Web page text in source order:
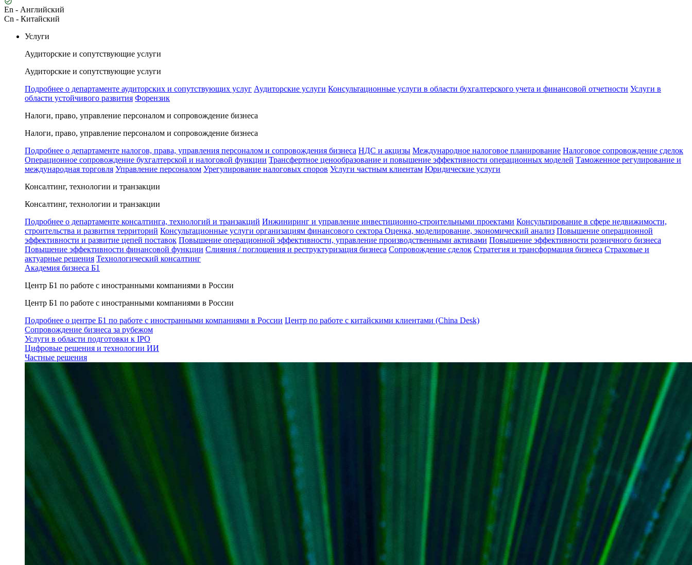
En - Английский
Cn - Китайский
Услуги
Аудиторские и сопутствующие услуги
Аудиторские и сопутствующие услуги
Подробнее о департаменте аудиторских и сопутствующих услуг Аудиторские услуги Консультационные услуги в области бухгалтерского учета и финансовой отчетности Услуги в
области устойчивого развития Форензик
Налоги, право, управление персоналом и сопровождение бизнеса
Налоги, право, управление персоналом и сопровождение бизнеса
Подробнее о департаменте налогов, права, управления персоналом и сопровождения бизнеса НДС и акцизы Международное налоговое планирование Налоговое сопровождение сделок
Операционное сопровождение бухгалтерской и налоговой функции Трансфертное ценообразование и повышение эффективности операционных моделей Таможенное регулирование и
международная торговля Управление персоналом Урегулирование налоговых споров Услуги частным клиентам Юридические услуги
Консалтинг, технологии и транзакции
Консалтинг, технологии и транзакции
Подробнее о департаменте консалтинга, технологий и транзакций Инжиниринг и управление инвестиционно-строительными проектами Консультирование в сфере недвижимости,
строительства и развития территорий Консультационные услуги организациям финансового сектора Оценка, моделирование, экономический анализ Повышение операционной
эффективности и развитие цепей поставок Повышение операционной эффективности, управление производственными активами Повышение эффективности розничного бизнеса
Повышение эффективности финансовой функции Слияния / поглощения и реструктуризация бизнеса Сопровождение сделок Стратегия и трансформация бизнеса Страховые и
актуарные решения Технологический консалтинг
Академия бизнеса Б1
Центр Б1 по работе с иностранными компаниями в России
Центр Б1 по работе с иностранными компаниями в России
Подробнее о центре Б1 по работе с иностранными компаниями в России Центр по работе с китайскими клиентами (China Desk)
Сопровождение бизнеса за рубежом
Услуги в области подготовки к IPO
Цифровые решения и технологии ИИ
Частные решения